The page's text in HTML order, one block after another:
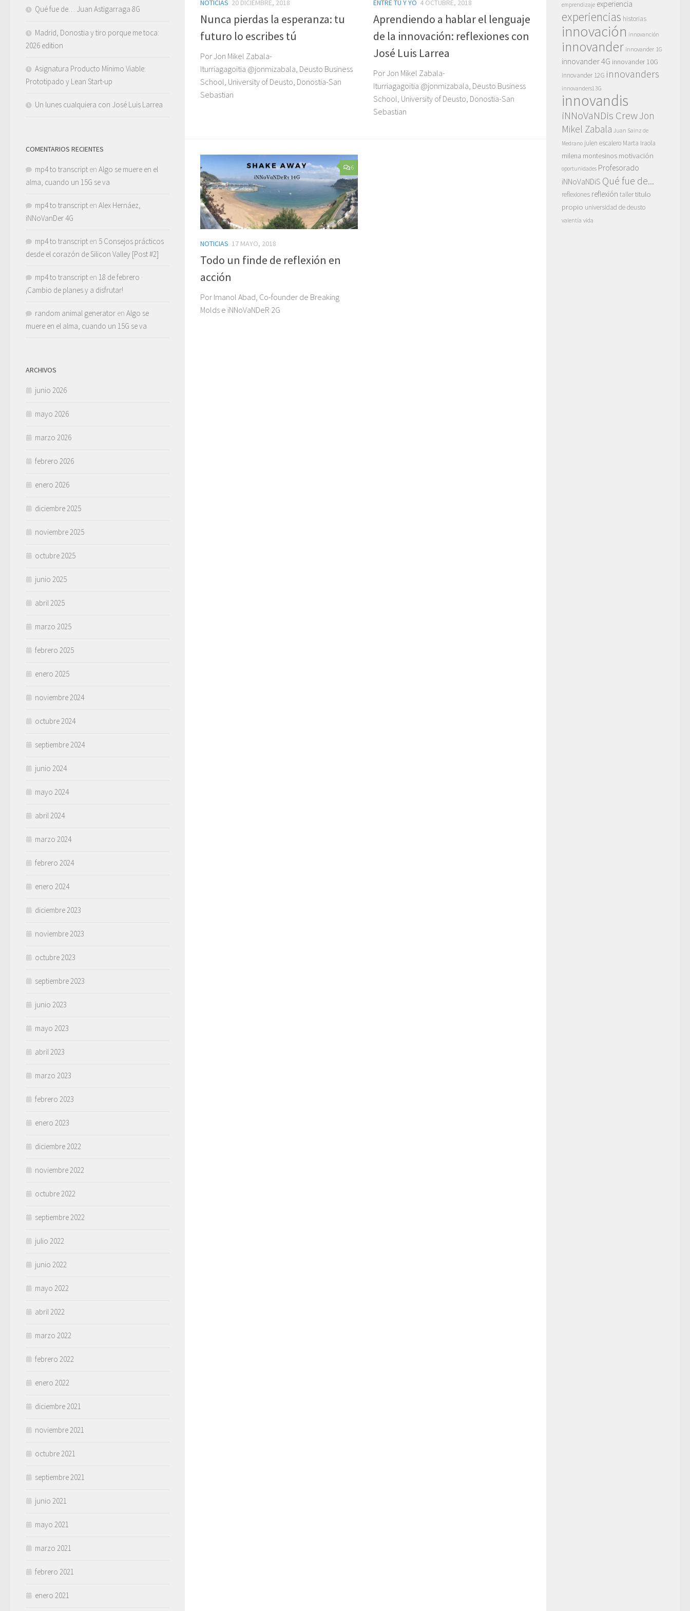
NOTICIAS 20 DICIEMBRE, 2018
Nunca pierdas la esperanza: tu
futuro lo escribes tú
Por Jon Mikel Zabala-
Iturriagagoitia @jonmizabala, Deusto Business
School, University of Deusto, Donostia-San
Sebastian
ENTRE TÚ Y YO 4 OCTUBRE, 2018
Aprendiendo a hablar el lenguaje
de la innovación: reflexiones con
José Luis Larrea
Por Jon Mikel Zabala-
Iturriagagoitia @jonmizabala, Deusto Business
School, University of Deusto, Donostia-San
Sebastian
6
NOTICIAS 17 MAYO, 2018
Todo un finde de reflexión en
acción
Por Imanol Abad, Co-founder de Breaking
Molds e iNNoVaNDeR 2G
Qué fue de… Juan Astigarraga 8G
Madrid, Donostia y tiro porque me toca:
2026 edition
Asignatura Producto Mínimo Viable:
Prototipado y Lean Start-up
Un lunes cualquiera con José Luis Larrea
COMENTARIOS RECIENTES
mp4 to transcript en Algo se muere en el
alma, cuando un 15G se va
mp4 to transcript en Alex Hernáez,
iNNoVanDer 4G
mp4 to transcript en 5 Consejos prácticos
desde el corazón de Silicon Valley [Post #2]
mp4 to transcript en 18 de febrero ·
¡Cambio de planes y a disfrutar!
random animal generator en Algo se
muere en el alma, cuando un 15G se va
ARCHIVOS
junio 2026
mayo 2026
marzo 2026
febrero 2026
enero 2026
diciembre 2025
noviembre 2025
octubre 2025
junio 2025
abril 2025
marzo 2025
febrero 2025
enero 2025
noviembre 2024
octubre 2024
septiembre 2024
junio 2024
mayo 2024
abril 2024
marzo 2024
febrero 2024
enero 2024
diciembre 2023
noviembre 2023
octubre 2023
septiembre 2023
junio 2023
mayo 2023
abril 2023
marzo 2023
febrero 2023
enero 2023
diciembre 2022
noviembre 2022
octubre 2022
septiembre 2022
julio 2022
junio 2022
mayo 2022
abril 2022
marzo 2022
febrero 2022
enero 2022
diciembre 2021
noviembre 2021
octubre 2021
septiembre 2021
junio 2021
mayo 2021
marzo 2021
febrero 2021
enero 2021
emprendizaje experiencia
experiencias historias
innovación innovanción
innovander innovander 1G
innovander 4G innovander 10G
innovander 12G innovanders
innovanders13G
innovandis
iNNoVaNDis CrewJon
Mikel Zabala Juan Sainz de
Medrano julen escalero Marta Iraola
milena montesinos motivación
oportunidades Profesorado
iNNoVaNDiS Qué fue de...
reflexiones reflexión tallertitulo
propio universidad de deusto
valentía vida